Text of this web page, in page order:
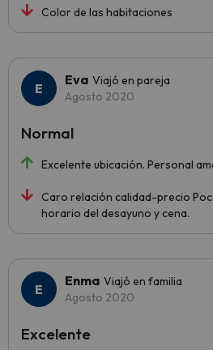
Color de las habitaciones
Eva Viajó en pareja
Agosto 2020
Excelente ubicación. Personal
Caro relación calidad-precio
horario del desayuno y cena.
Normal
Enma Viajó en familia
Agosto 2020
Excelente